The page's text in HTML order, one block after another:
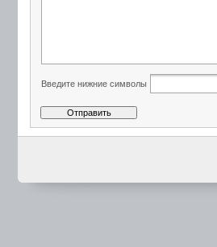
Введите нижние символы